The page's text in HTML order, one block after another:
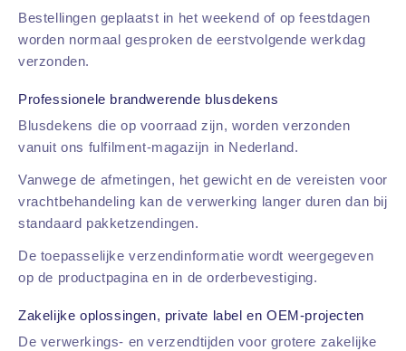
Bestellingen geplaatst in het weekend of op feestdagen
worden normaal gesproken de eerstvolgende werkdag
verzonden.
Professionele brandwerende blusdekens
Blusdekens die op voorraad zijn, worden verzonden
vanuit ons fulfilment-magazijn in Nederland.
Vanwege de afmetingen, het gewicht en de vereisten voor
vrachtbehandeling kan de verwerking langer duren dan bij
standaard pakketzendingen.
De toepasselijke verzendinformatie wordt weergegeven
op de productpagina en in de orderbevestiging.
Zakelijke oplossingen, private label en OEM-projecten
De verwerkings- en verzendtijden voor grotere zakelijke